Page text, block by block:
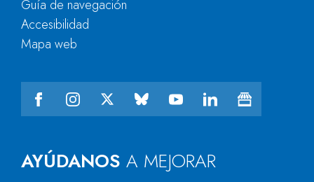
AYÚDANOS A MEJORAR
Guía de navegación
Accesibilidad
Mapa web